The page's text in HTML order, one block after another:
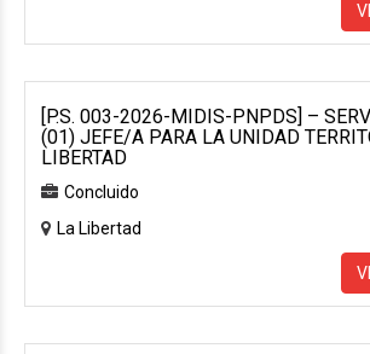
[P.S. 003-2026-MIDIS-PNPDS] –
(01) JEFE/A PARA LA UNIDAD
LIBERTAD
Concluido
La Libertad